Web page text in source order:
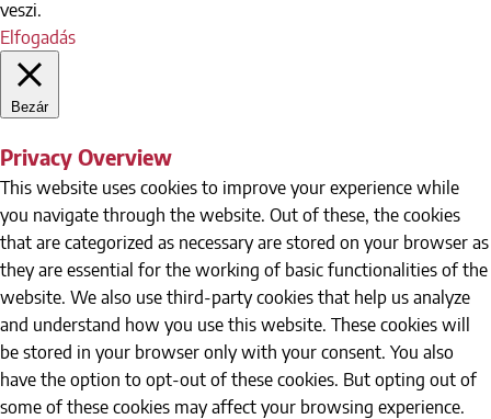
veszi.
Elfogadás
Bezár
Privacy Overview
This website uses cookies to improve your experience while
you navigate through the website. Out of these, the cookies
that are categorized as necessary are stored on your browser as
they are essential for the working of basic functionalities of the
website. We also use third-party cookies that help us analyze
and understand how you use this website. These cookies will
be stored in your browser only with your consent. You also
have the option to opt-out of these cookies. But opting out of
some of these cookies may affect your browsing experience.